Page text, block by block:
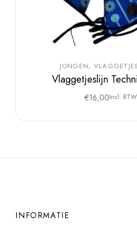
JONGEN
Vlaggetjeslijn
€16,00Incl. BTW
INFORMATIE